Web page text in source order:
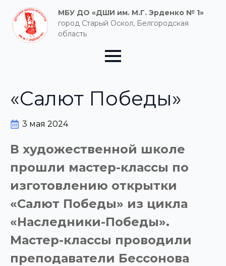
МБУ ДО «ДШИ им. М.Г. Эрденко № 1»
город Старый Оскол, Белгородская
область
«Салют Победы»
3 мая 2024
В художественной школе
прошли мастер-классы по
изготовлению открытки
«Салют Победы» из цикла
«Наследники-Победы».
Мастер-классы проводили
преподаватели Бессонова